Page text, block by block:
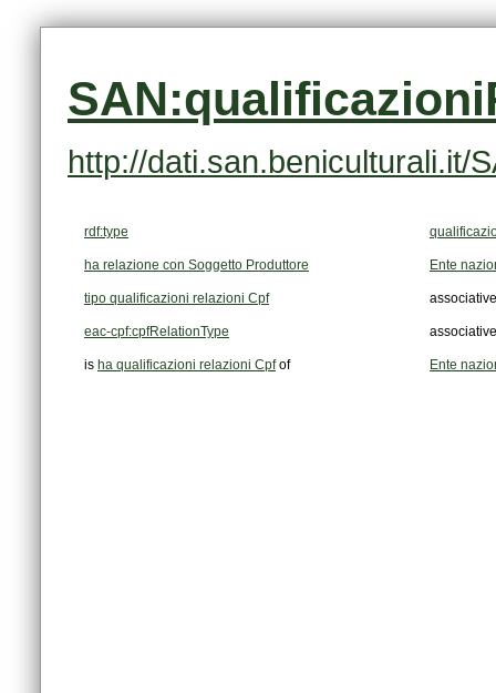
http://dati.san.beniculturali.it/
rdf:type
ha relazione con Soggetto Produttore Ente
tipo qualificazioni relazioni Cpf associative
eac-cpf:cpfRelationType associative
is ha qualificazioni relazioni Cpfof Ente